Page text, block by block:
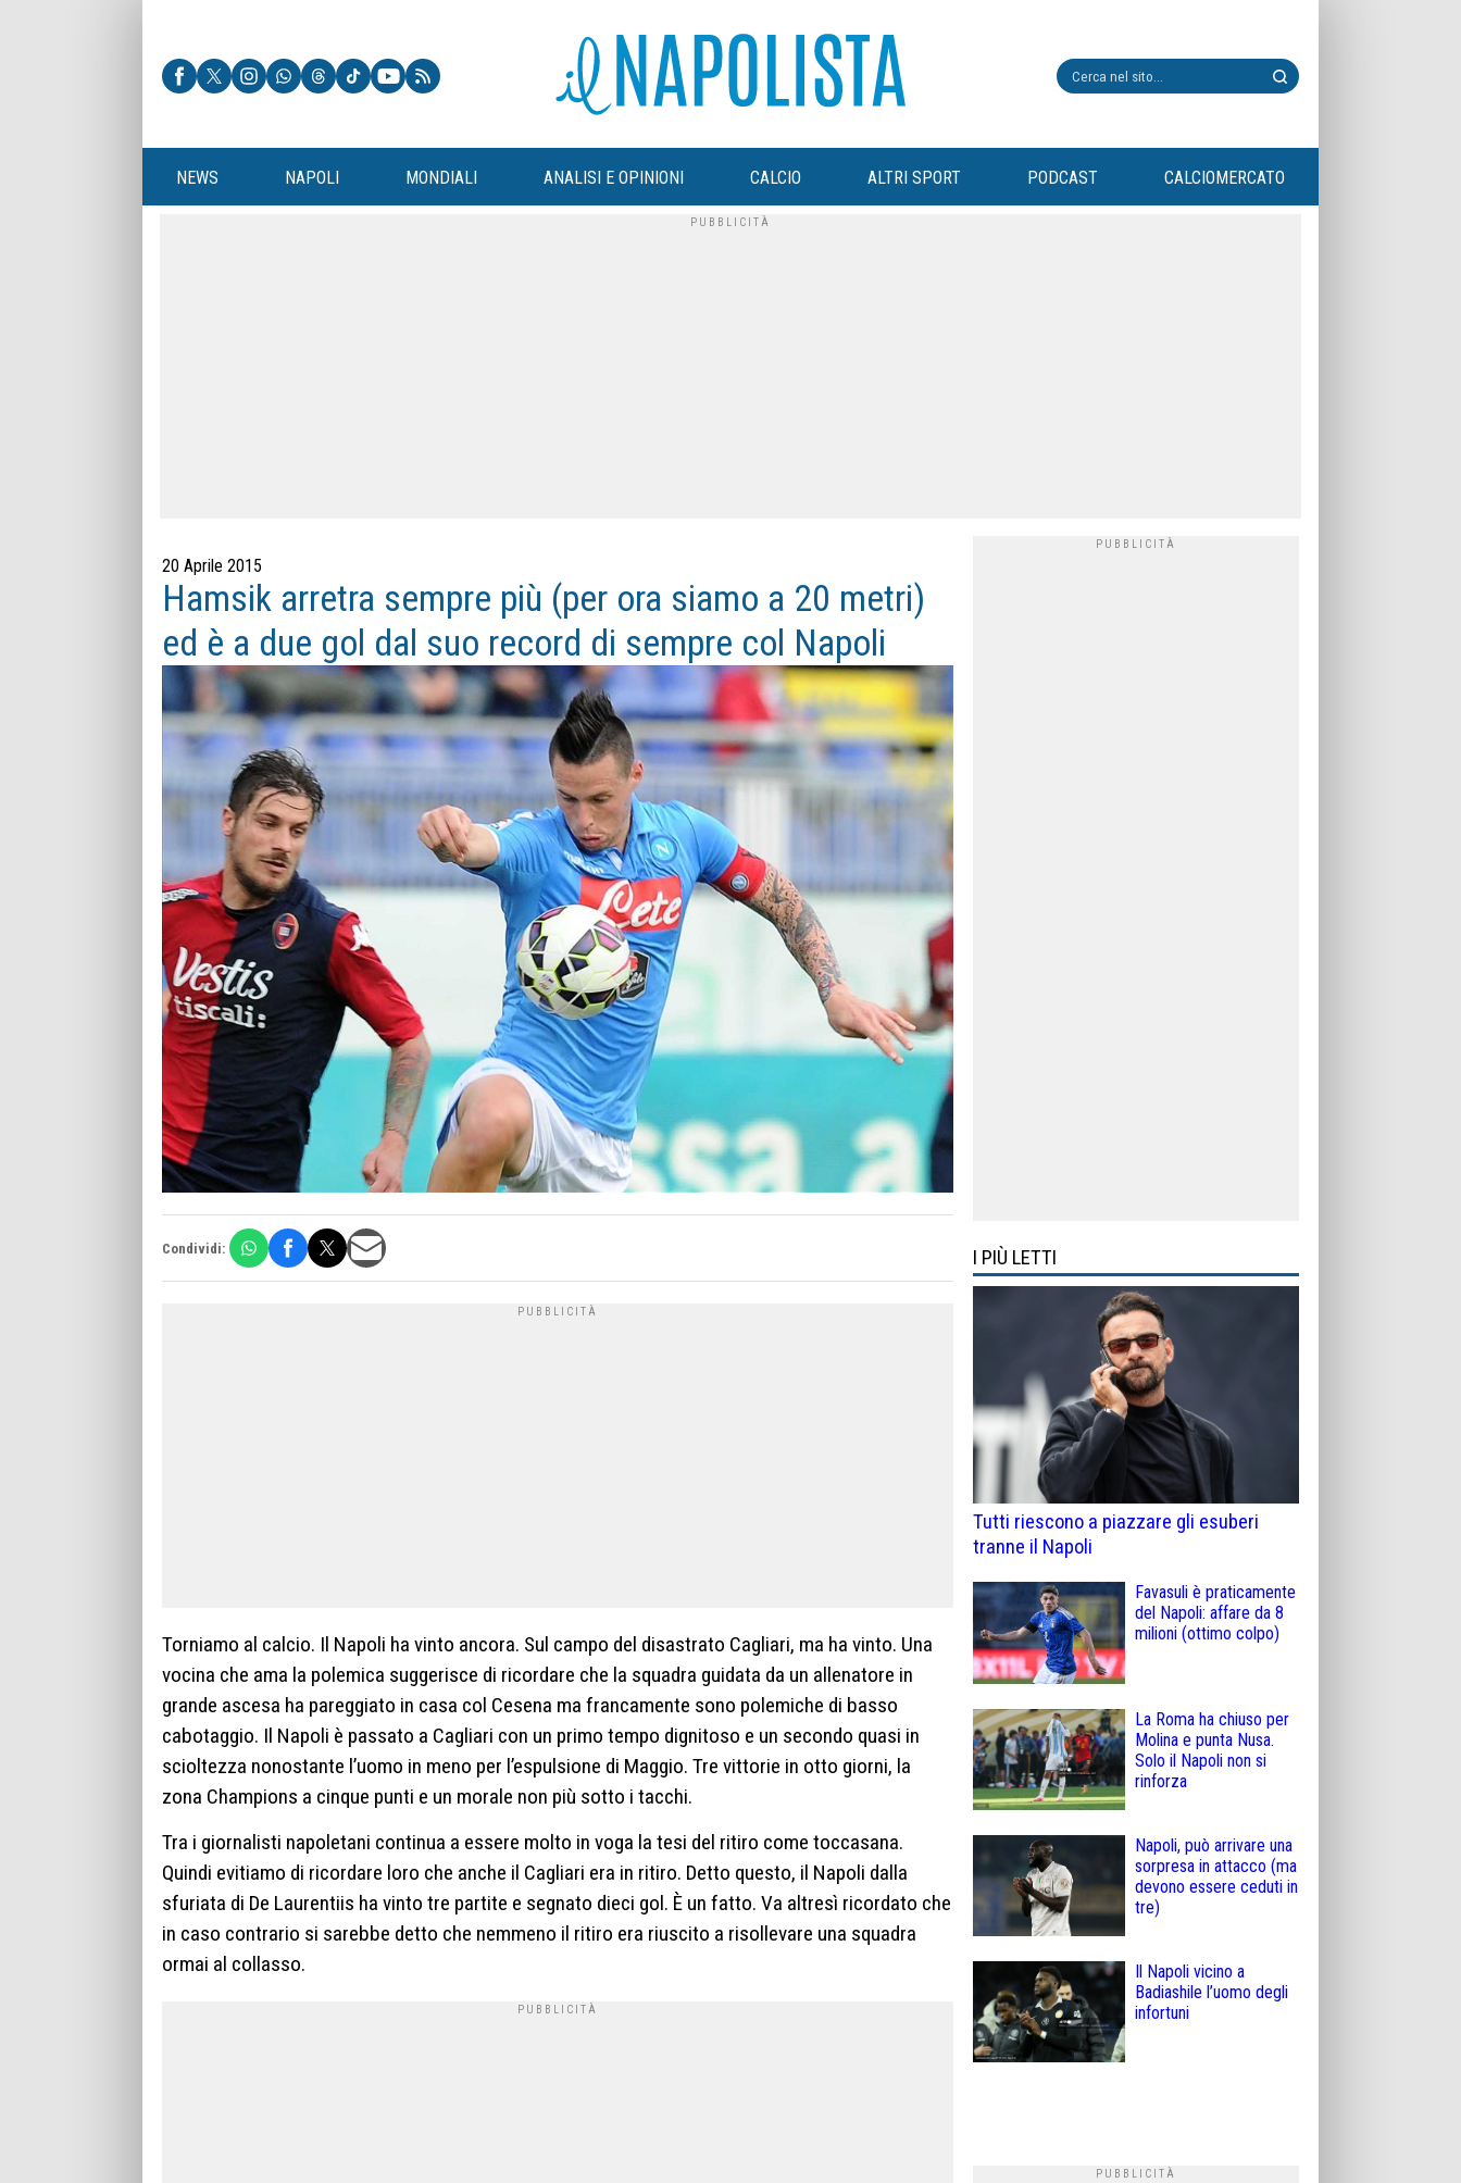
NEWS NAPOLI MONDIALI ANALISI E OPINIONI CALCIO ALTRI SPORT PODCAST CALCIOMERCATO
20 Aprile 2015
Hamsik arretra sempre più (per ora siamo a 20 metri)
ed è a due gol dal suo record di sempre col Napoli
Condividi:
Torniamo al calcio. Il Napoli ha vinto ancora. Sul campo del disastrato Cagliari, ma ha vinto. Una
vocina che ama la polemica suggerisce di ricordare che la squadra guidata da un allenatore in
grande ascesa ha pareggiato in casa col Cesena ma francamente sono polemiche di basso
cabotaggio. Il Napoli è passato a Cagliari con un primo tempo dignitoso e un secondo quasi in
scioltezza nonostante l’uomo in meno per l’espulsione di Maggio. Tre vittorie in otto giorni, la
zona Champions a cinque punti e un morale non più sotto i tacchi.
Tra i giornalisti napoletani continua a essere molto in voga la tesi del ritiro come toccasana.
Quindi evitiamo di ricordare loro che anche il Cagliari era in ritiro. Detto questo, il Napoli dalla
sfuriata di De Laurentiis ha vinto tre partite e segnato dieci gol. È un fatto. Va altresì ricordato che
in caso contrario si sarebbe detto che nemmeno il ritiro era riuscito a risollevare una squadra
ormai al collasso.
I PIÙ LETTI
Tutti riescono a piazzare gli esuberi
tranne il Napoli
Favasuli è praticamente
del Napoli: affare da 8
milioni (ottimo colpo)
La Roma ha chiuso per
Molina e punta Nusa.
Solo il Napoli non si
rinforza
Napoli, può arrivare una
sorpresa in attacco (ma
devono essere ceduti in
tre)
Il Napoli vicino a
Badiashile l’uomo degli
infortuni